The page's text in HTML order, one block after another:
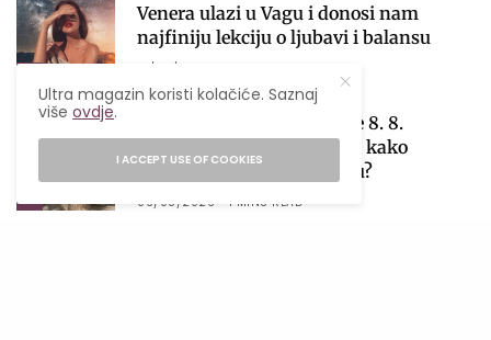
Venera ulazi u Vagu i donosi nam
najfiniju lekciju o ljubavi i balansu
01/08/2026
Lavlja kapija 2026: Zašto je 8. 8.
najmoćniji datum godine i kako
iskoristiti njegovu energiju?
06/08/2026 4 MINS READ
Ultra magazin koristi kolačiće. Saznaj
višeovdje.
I ACCEPT USE OF COOKIES